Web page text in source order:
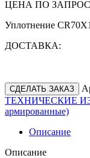
ЦЕНА ПО
Уплотнение
ДОСТАВКА:
СДЕЛАТЬ ЗАКАЗ
ТЕХНИЧЕСКИЕ
армированные)
Описание
Описание